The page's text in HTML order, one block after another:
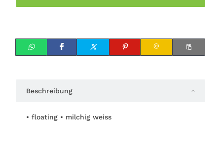
Beschreibung
• floating • milchig weiss